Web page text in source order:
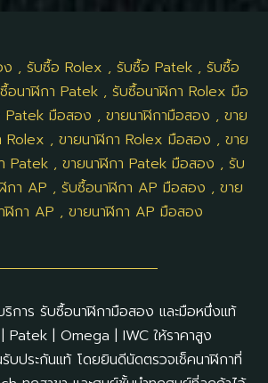
, รับซื้อ Rolex , รับซื้อ Patek, รับซื้อ
อนาฬิกา Patek , รับซื้อนาฬิกา Rolex มือ
Patek มือสอง , ขายนาฬิกามือสอง , ขาย
Rolex , ขายนาฬิกา Rolex มือสอง , ขาย
Patek , ขายนาฬิกา Patek มือสอง , รับ
กา AP , รับซื้อนาฬิกา AP มือสอง , ขาย
ฬิกา AP , ขายนาฬิกา AP มือสอง
ริการ รับซื้อนาฬิกามือสอง และมือหนึ่งแท้
Patek | Omega | IWC ให้ราคาสูง
บประกันแท้ โดยยินดีนัดตรวจเช็คนาฬิกาที่